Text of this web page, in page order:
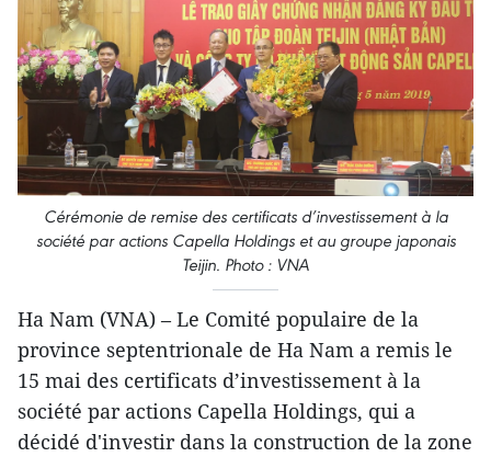
Cérémonie de remise des certificats d’investissement à la
société par actions Capella Holdings et au groupe japonais
Teijin. Photo : VNA
Ha Nam (VNA) – Le Comité populaire de la
province septentrionale de Ha Nam a remis le
15 mai des certificats d’investissement à la
société par actions Capella Holdings, qui a
décidé d'investir dans la construction de la zone